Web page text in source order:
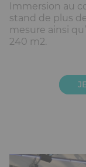
Immersion au
stand de plus
mesure ainsi
240 m2.